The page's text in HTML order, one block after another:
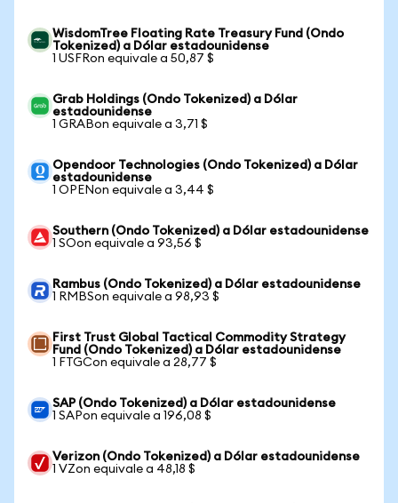
WisdomTree Floating Rate Treasury Fund (Ondo
Tokenized) a Dólar estadounidense
1 USFRon equivale a 50,87 $
Grab Holdings (Ondo Tokenized) a Dólar
estadounidense
1 GRABon equivale a 3,71 $
Opendoor Technologies (Ondo Tokenized) a Dólar
estadounidense
1 OPENon equivale a 3,44 $
Southern (Ondo Tokenized) a Dólar estadounidense
1 SOon equivale a 93,56 $
Rambus (Ondo Tokenized) a Dólar estadounidense
1 RMBSon equivale a 98,93 $
First Trust Global Tactical Commodity Strategy
Fund (Ondo Tokenized) a Dólar estadounidense
1 FTGCon equivale a 28,77 $
SAP (Ondo Tokenized) a Dólar estadounidense
1 SAPon equivale a 196,08 $
Verizon (Ondo Tokenized) a Dólar estadounidense
1 VZon equivale a 48,18 $